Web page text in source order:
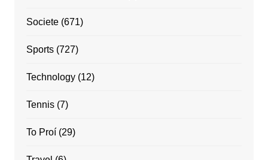
Societe(671)
Sports(727)
Technology(12)
Tennis(7)
To Proí(29)